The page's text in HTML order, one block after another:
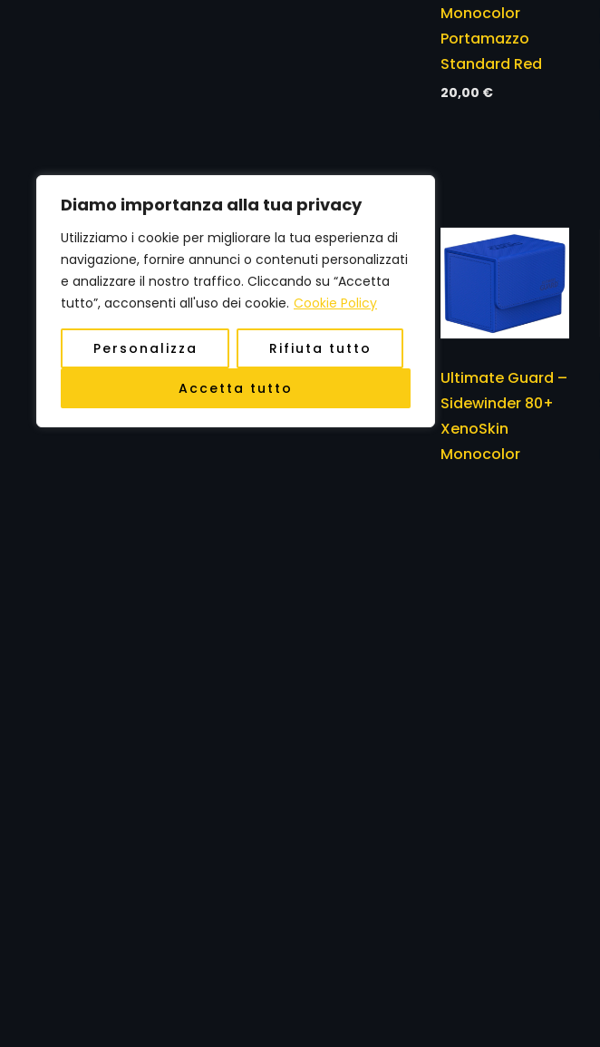
Diamo importanza alla tua privacy
Utilizziamo i cookie per migliorare la tua esperienza di
navigazione, fornire annunci o contenuti personalizzati
e analizzare il nostro traffico. Cliccando su “Accetta
tutto”, acconsenti all'uso dei cookie. Cookie Policy
Personalizza Rifiuta tutto
Accetta tutto
Monocolor
Portamazzo
Standard Red
20,00 €
Ultimate Guard –
Sidewinder 80+
XenoSkin
Monocolor